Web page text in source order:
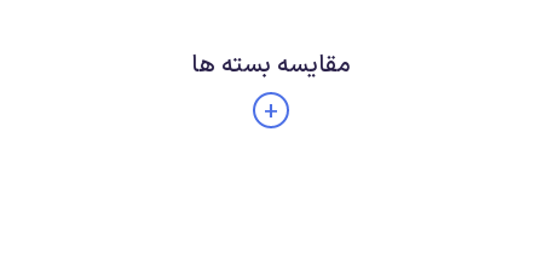
مقایسه بسته ها
+